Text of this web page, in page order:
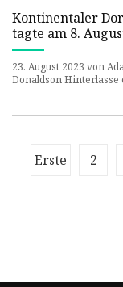
Kontinentaler
tagte am 8.
23. August 2023 von
Donaldson Hinterlasse
August 2
Erste 2